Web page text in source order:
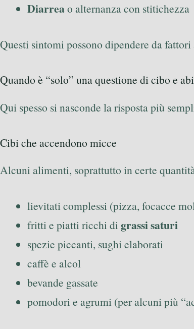
Diarreao alternanza con stitichezza
Questi sintomi possono dipendere da
Quando è “solo” una questione di cibo e
Qui spesso si nasconde la risposta più
Cibi che accendono micce
Alcuni alimenti, soprattutto in certe
lievitati complessi (pizza, focacce
fritti e piatti ricchi di grassi saturi
spezie piccanti, sughi elaborati
caffè e alcol
bevande gassate
pomodori e agrumi (per alcuni più